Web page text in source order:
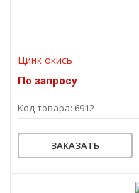
Цинк окись
По запросу
Код товара: 6912
ЗАКАЗАТЬ